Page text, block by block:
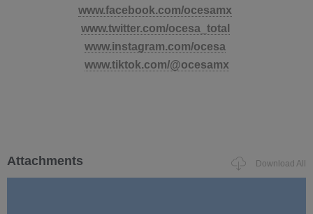
www.facebook.com/ocesamx
www.twitter.com/ocesa_total
www.instagram.com/ocesa
www.tiktok.com/@ocesamx
Attachments Download All